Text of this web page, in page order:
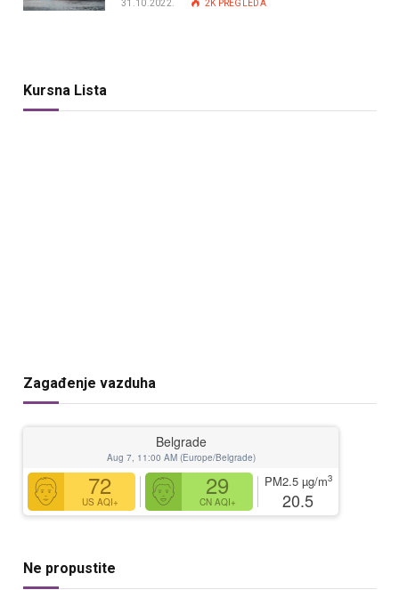
31.10.2022. 2K PREGLEDA
Kursna Lista
Zagađenje vazduha
Belgrade
Aug 7, 11:00 AM (Europe/Belgrade)
72
US AQI+
29
CN AQI+
PM2.5 µg/m3
20.5
Ne propustite